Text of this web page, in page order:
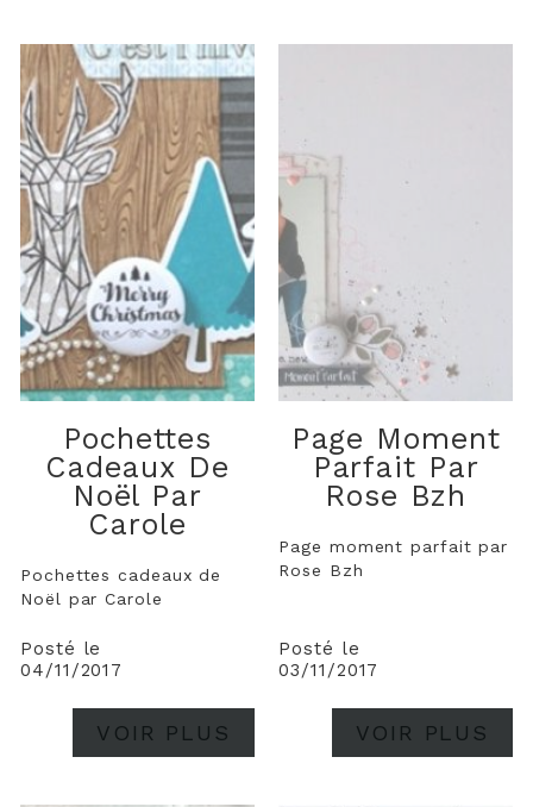
Pochettes
Cadeaux De
Noël Par
Carole
Pochettes cadeaux de
Noël par Carole
Posté le
04/11/2017
VOIR PLUS
Page Moment
Parfait Par
Rose Bzh
Page moment parfait par
Rose Bzh
Posté le
03/11/2017
VOIR PLUS